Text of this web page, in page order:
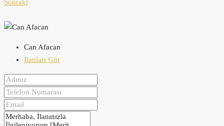
Sonraki
Can Afacan
İlanları Gör